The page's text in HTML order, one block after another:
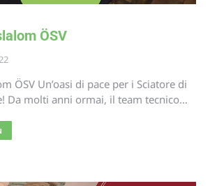
ÖSV
ÖSV Un’oasi di pace per i Sciatore di
Da molti anni ormai, il team tecnico…